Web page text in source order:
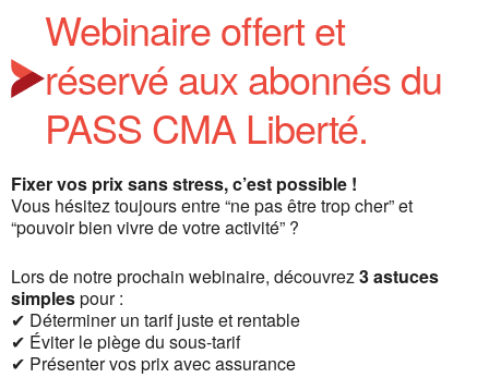
Webinaire offert et
réservé aux abonnés du
PASS CMA Liberté.
Fixer vos prix sans stress, c’est possible !
Vous hésitez toujours entre “ne pas être trop cher” et
“pouvoir bien vivre de votre activité” ?
Lors de notre prochain webinaire, découvrez3 astuces
simplespour :
✔ Déterminer un tarif juste et rentable
✔ Éviter le piège du sous-tarif
✔ Présenter vos prix avec assurance